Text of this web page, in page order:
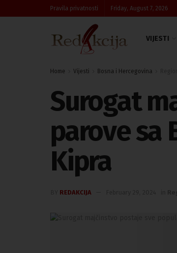
Pravila privatnosti Friday, August 7, 2026
VIJESTI
Home Vijesti Bosna i Hercegovina
Surogat
parove sa
Kipra
REDAKCIJA